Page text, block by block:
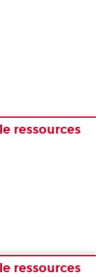
ressources
ressources